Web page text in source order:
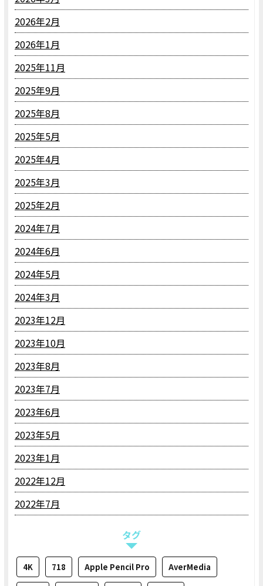
2026年2月
2026年1月
2025年11月
2025年9月
2025年8月
2025年5月
2025年4月
2025年3月
2025年2月
2024年7月
2024年6月
2024年5月
2024年3月
2023年12月
2023年10月
2023年8月
2023年7月
2023年6月
2023年5月
2023年1月
2022年12月
2022年7月
タグ
4K 718 Apple Pencil Pro AverMedia